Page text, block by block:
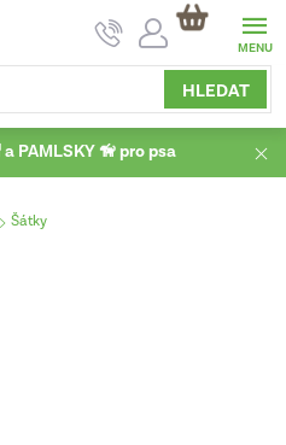
HLEDAT
NÁKUPNÍ
KOŠÍK
PAMLSKY 🦮 pro psa
Šátky